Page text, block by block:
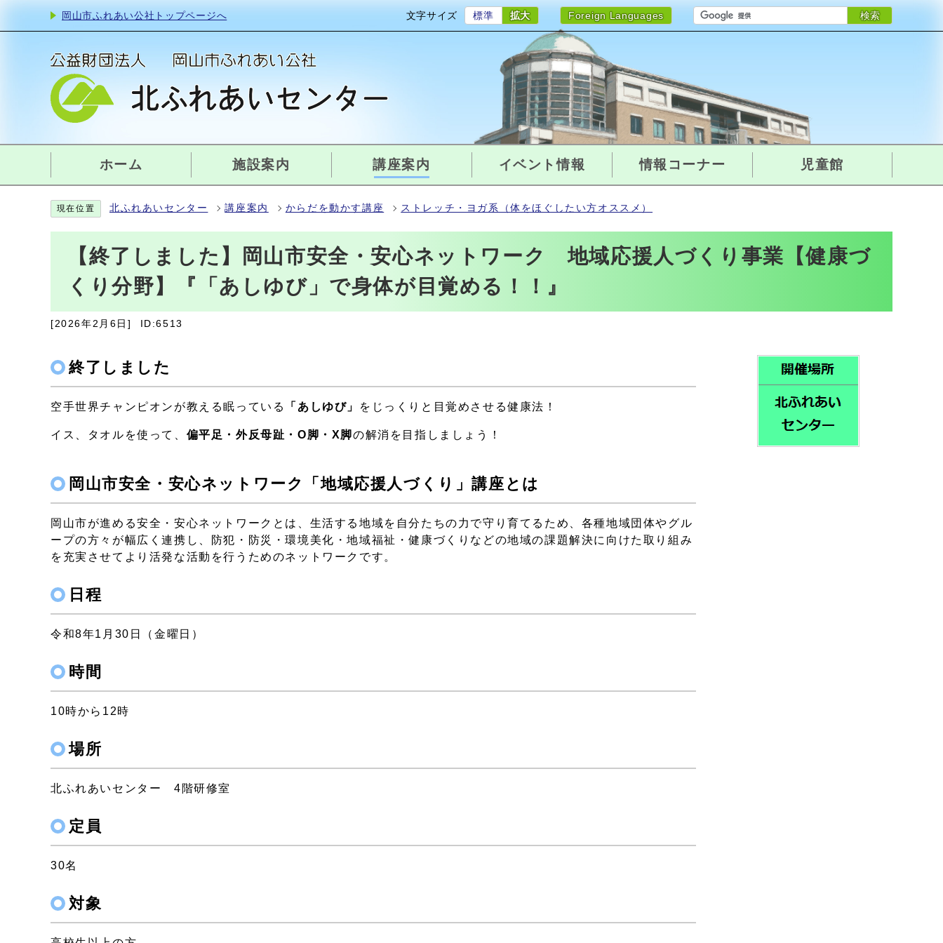
岡山市ふれあい公社トップページへ 文字サイズ 標準 拡大 Foreign Languages 検索
ホーム 施設案内 講座案内 イベント情報 情報コーナー 児童館
現在位置 北ふれあいセンター 講座案内 からだを動かす講座 ストレッチ・ヨガ系（体をほぐしたい方オススメ）
【終了しました】岡山市安全・安心ネットワーク 地域応援人づくり事業【健康づ
くり分野】『「あしゆび」で身体が目覚める！！』
[2026年2月6日] ID:6513
終了しました
空手世界チャンピオンが教える眠っている 「あしゆび」 をじっくりと目覚めさせる健康法！
イス、タオルを使って、 偏平足・外反母趾・O脚・X脚の解消を目指しましょう！
岡山市安全・安心ネットワーク「地域応援人づくり」講座とは
岡山市が進める安全・安心ネットワークとは、生活する地域を自分たちの力で守り育てるため、各種地域団体やグル
ープの方々が幅広く連携し、防犯・防災・環境美化・地域福祉・健康づくりなどの地域の課題解決に向けた取り組み
を充実させてより活発な活動を行うためのネットワークです。
日程
令和8年1月30日（金曜日）
時間
10時から12時
場所
北ふれあいセンター 4階研修室
定員
30名
対象